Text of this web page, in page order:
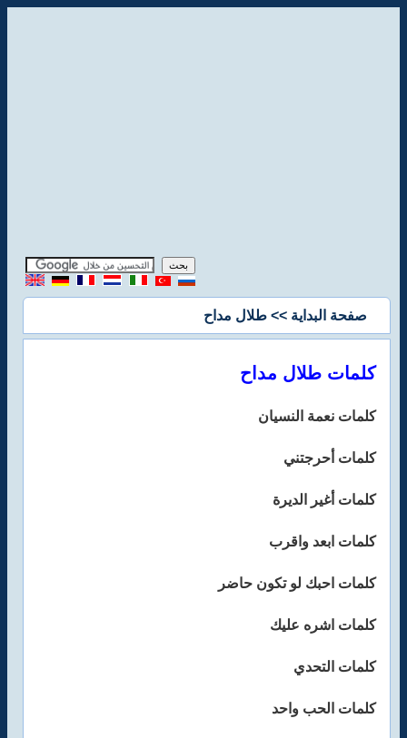
صفحة البداية >> طلال مداح
كلمات طلال مداح
كلمات نعمة النسيان
كلمات أحرجتني
كلمات أغير الديرة
كلمات ابعد واقرب
كلمات احبك لو تكون حاضر
كلمات اشره عليك
كلمات التحدي
كلمات الحب واحد